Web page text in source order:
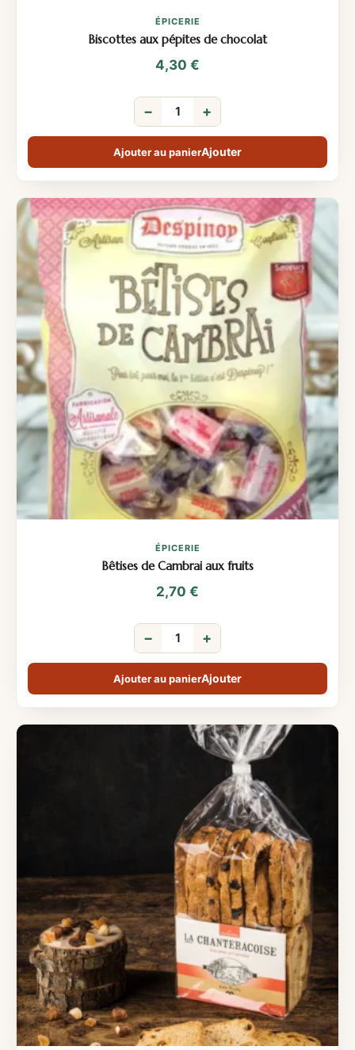
ÉPICERIE
Biscottes aux pépites de chocolat
4,30 €
− +
Ajouter au panier
ÉPICERIE
Bêtises de Cambrai aux fruits
2,70 €
− +
Ajouter au panier